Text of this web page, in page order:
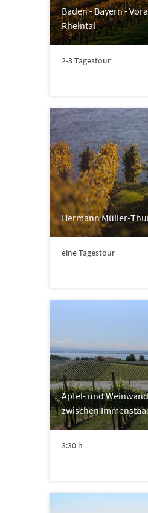
Baden - Bayern -
Rheintal
2-3 Tagestour
Hermann Müller-
eine Tagestour
Apfel- und
zwischen
3:30 h